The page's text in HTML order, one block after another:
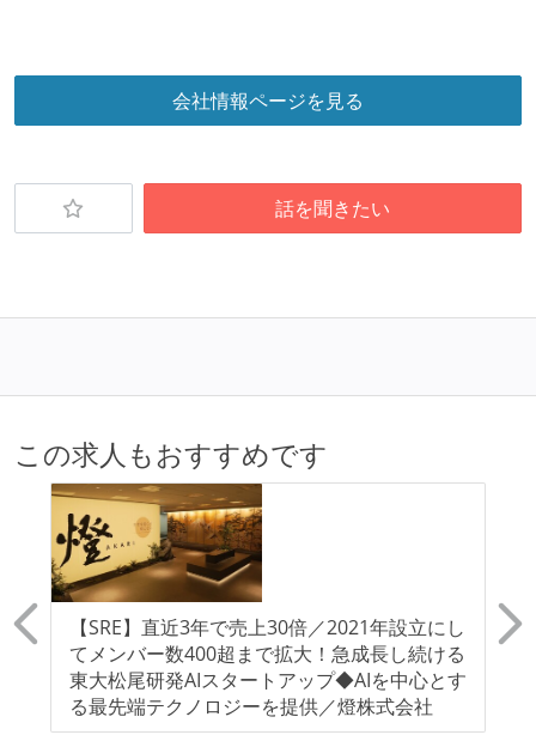
会社情報ページを見る
話を聞きたい
この求人もおすすめです
【SRE】直近3年で売上30倍／2021年設立にし
てメンバー数400超まで拡大！急成長し続ける
東大松尾研発AIスタートアップ◆AIを中心とす
る最先端テクノロジーを提供／燈株式会社